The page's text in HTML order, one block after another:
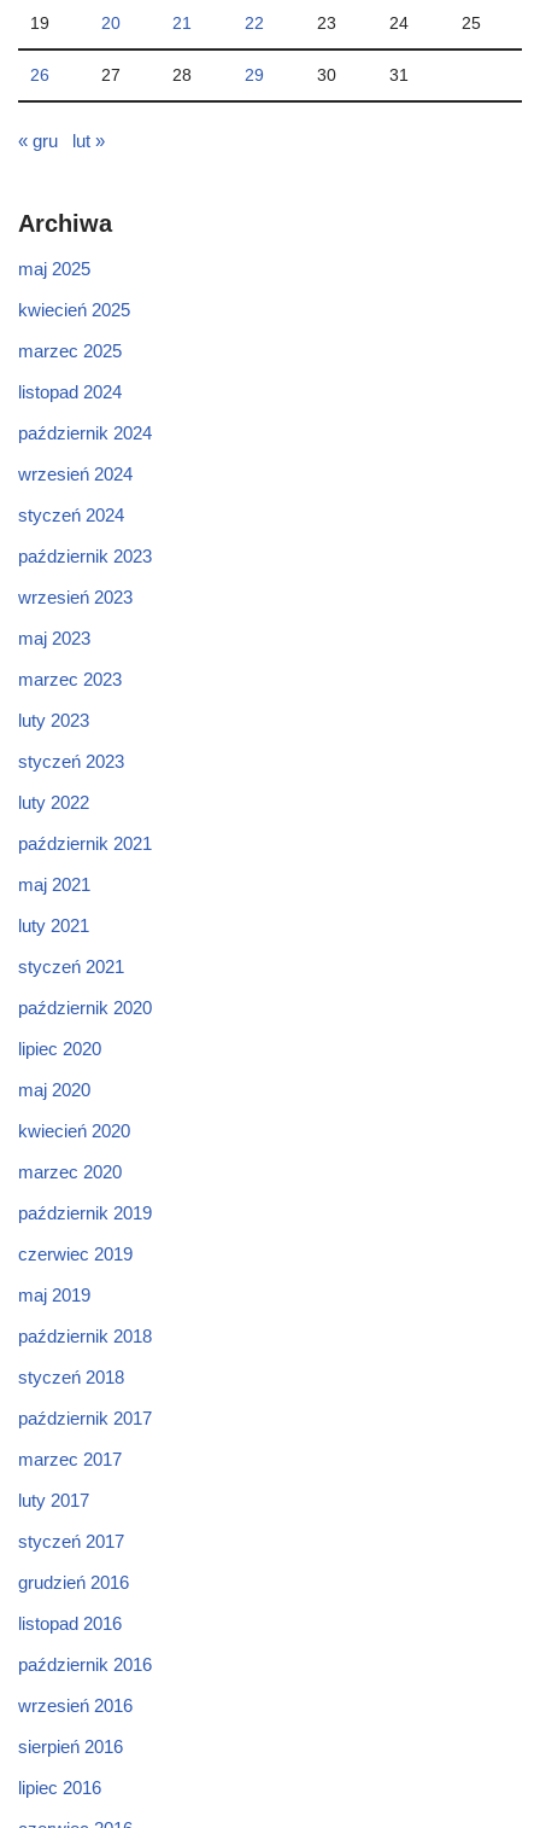
19 20 21 22 23 24 25
26 27 28 29 30 31
« gru lut »
Archiwa
maj 2025
kwiecień 2025
marzec 2025
listopad 2024
październik 2024
wrzesień 2024
styczeń 2024
październik 2023
wrzesień 2023
maj 2023
marzec 2023
luty 2023
styczeń 2023
luty 2022
październik 2021
maj 2021
luty 2021
styczeń 2021
październik 2020
lipiec 2020
maj 2020
kwiecień 2020
marzec 2020
październik 2019
czerwiec 2019
maj 2019
październik 2018
styczeń 2018
październik 2017
marzec 2017
luty 2017
styczeń 2017
grudzień 2016
listopad 2016
październik 2016
wrzesień 2016
sierpień 2016
lipiec 2016